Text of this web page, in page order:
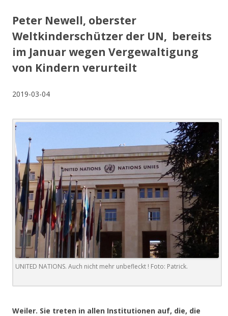
Peter Newell, oberster
Weltkinderschützer der UN, bereits
im Januar wegen Vergewaltigung
von Kindern verurteilt
2019-03-04
UNITED NATIONS. Auch nicht mehr unbefleckt ! Foto: Patrick.
Weiler. Sie treten in allen Institutionen auf, die, die